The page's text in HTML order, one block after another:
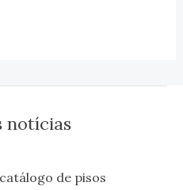
notícias
de pisos